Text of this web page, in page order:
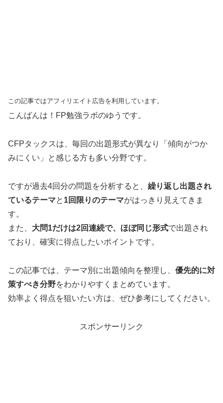
この記事ではアフィリエイト広告を利用しています。
こんばんは！FP勉強ラボのゆうです。
CFPタックスは、毎回の出題形式が異なり「傾向がつか
みにくい」と感じる方も多い分野です。
ですが過去4回分の問題を分析すると、 繰り返し出題され
ているテーマと 1回限りのテーマがはっきり見えてきま
す。
また、 大問1だけは2回連続で、ほぼ同じ形式で出題され
ており、確実に得点したいポイントです。
この記事では、テーマ別に出題傾向を整理し、 優先的に対
策すべき分野をわかりやすくまとめています。
効率よく得点を狙いたい方は、ぜひ参考にしてください。
スポンサーリンク